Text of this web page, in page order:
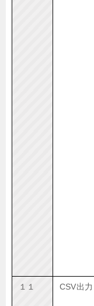
１１ CSV出力